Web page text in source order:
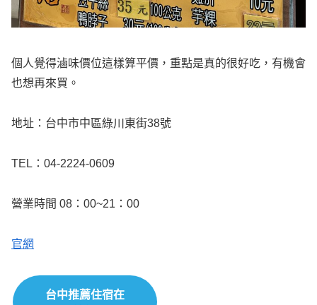
個人覺得滷味價位這樣算平價，重點是真的很好吃，有機會
也想再來買。
地址：台中市中區綠川東街38號
TEL：04-2224-0609
營業時間 08：00~21：00
官網
台中推薦住宿在